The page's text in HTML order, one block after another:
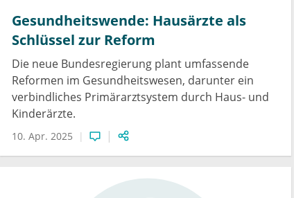
Gesundheitswende: Hausärzte als
Schlüssel zur Reform
Die neue Bundesregierung plant umfassende
Reformen im Gesundheitswesen, darunter ein
verbindliches Primärarztsystem durch Haus- und
Kinderärzte.
10. Apr. 2025